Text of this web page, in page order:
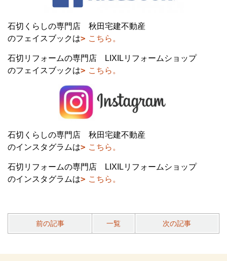
石切くらしの専門店 秋田宅建不動産
のフェイスブックは
こちら。
石切リフォームの専門店 LIXILリフォームショップ
のフェイスブックは
こちら。
石切くらしの専門店 秋田宅建不動産
のインスタグラムは
こちら。
石切リフォームの専門店 LIXILリフォームショップ
のインスタグラムは
こちら。
前の記事 一覧 次の記事